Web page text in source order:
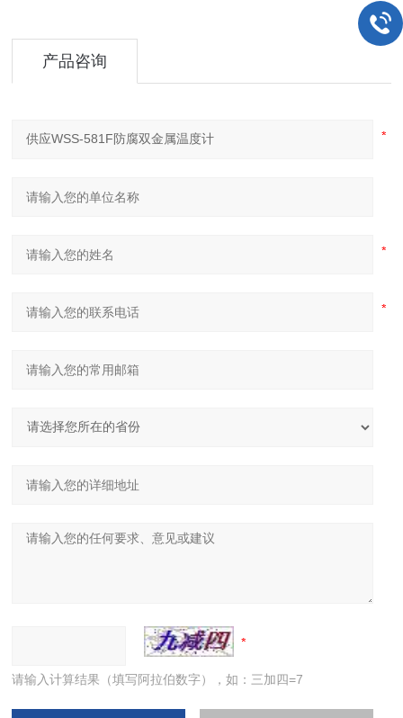
产品咨询
请输入计算结果（填写阿拉伯数字），如：三加四=7